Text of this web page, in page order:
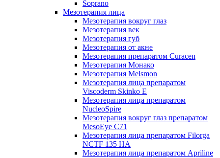
Soprano
Мезотерапия лица
Мезотерапия вокруг глаз
Мезотерапия век
Мезотерапия губ
Мезотерапия от акне
Мезотерапия препаратом Curacen
Мезотерапия Монако
Мезотерапия Melsmon
Мезотерапия лица препаратом
Viscoderm Skinko E
Мезотерапия лица препаратом
NucleoSpire
Мезотерапия вокруг глаз препаратом
MesoEye С71
Мезотерапия лица препаратом Filorga
NCTF 135 HA
Мезотерапия лица препаратом Apriline